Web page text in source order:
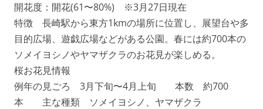
開花度：開花(61〜80%) ※3月27日現在
特徴 長崎駅から東方1kmの場所に位置し、展望台や多
目的広場、遊戯広場などがある公園。春には約700本の
ソメイヨシノやヤマザクラのお花見が楽しめる。
桜お花見情報
例年の見ごろ 3月下旬〜4月上旬 本数 約700
本 主な種類 ソメイヨシノ、ヤマザクラ